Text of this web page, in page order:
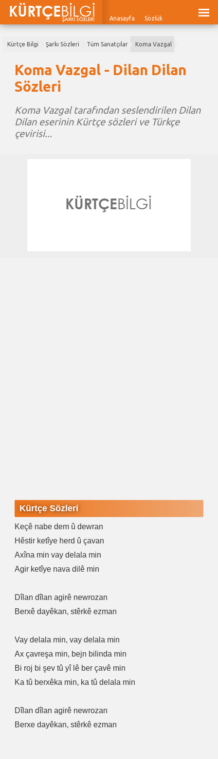
Anasayfa Sözlük
Kürtçe Bilgi Şarkı Sözleri Tüm Sanatçılar Koma Vazgal
Koma Vazgal - Dilan Dilan
Sözleri
Koma Vazgal tarafından seslendirilen Dilan
Dilan eserinin Kürtçe sözleri ve Türkçe
çevirisi...
Kürtçe Sözleri
Keçê nabe dem û dewran
Hêstir ketîye herd û çavan
Axîna min vay delala min
Agir ketîye nava dilê min
Dîlan dîlan agirê newrozan
Berxê dayêkan, stêrkê ezman
Vay delala min, vay delala min
Ax çavreşa min, bejn bilinda min
Bi roj bi şev tû yî lê ber çavê min
Ka tû berxêka min, ka tû delala min
Dîlan dîlan agirê newrozan
Berxe dayêkan, stêrkê ezman